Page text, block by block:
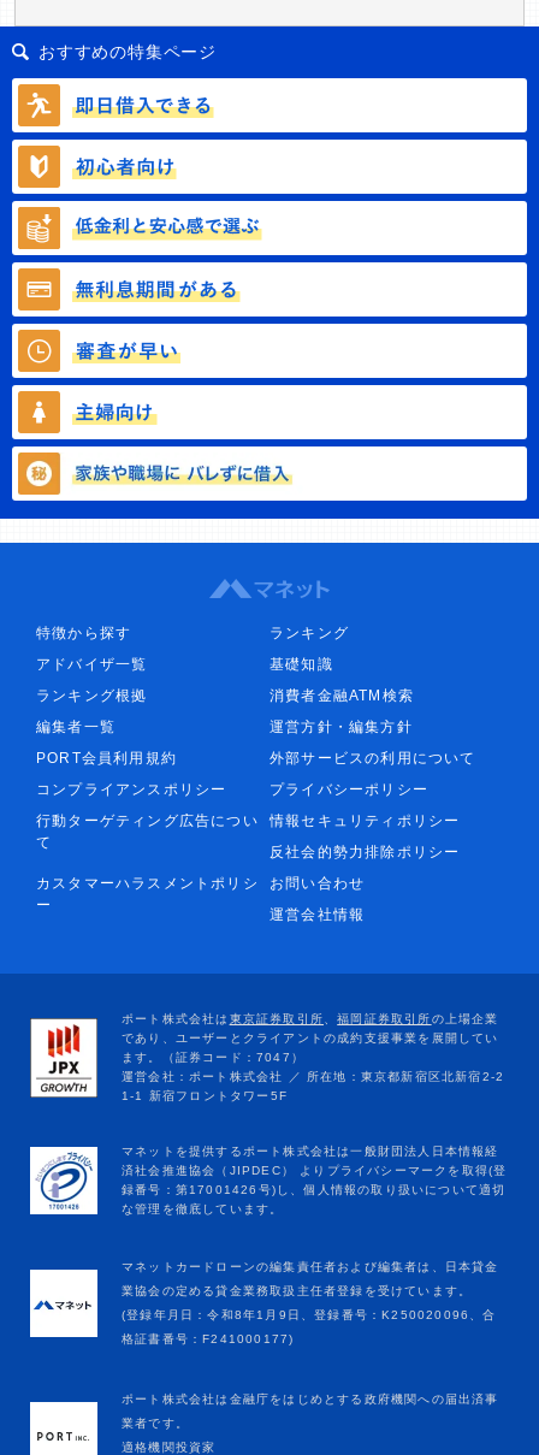
おすすめの特集ページ
特徴から探す
ランキング
アドバイザ一覧
基礎知識
ランキング根拠
消費者金融ATM検索
編集者一覧
運営方針・編集方針
PORT会員利用規約
外部サービスの利用について
コンプライアンスポリシー
プライバシーポリシー
行動ターゲティング広告につい
て
情報セキュリティポリシー
反社会的勢力排除ポリシー
カスタマーハラスメントポリシ
ー
お問い合わせ
運営会社情報
マネットカードローンの編集責任者および編集者は、日本貸金
業協会の定める貸金業務取扱主任者登録を受けています。
(登録年月日：令和8年1月9日、登録番号：K250020096、合
格証書番号：F241000177)
ポート株式会社は金融庁をはじめとする政府機関への届出済事
業者です。
適格機関投資家